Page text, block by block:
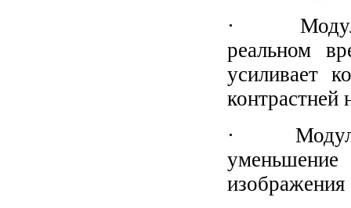
· Модуль
реальном
усиливает
контрастней
· Модуль
уменьшение
изображения